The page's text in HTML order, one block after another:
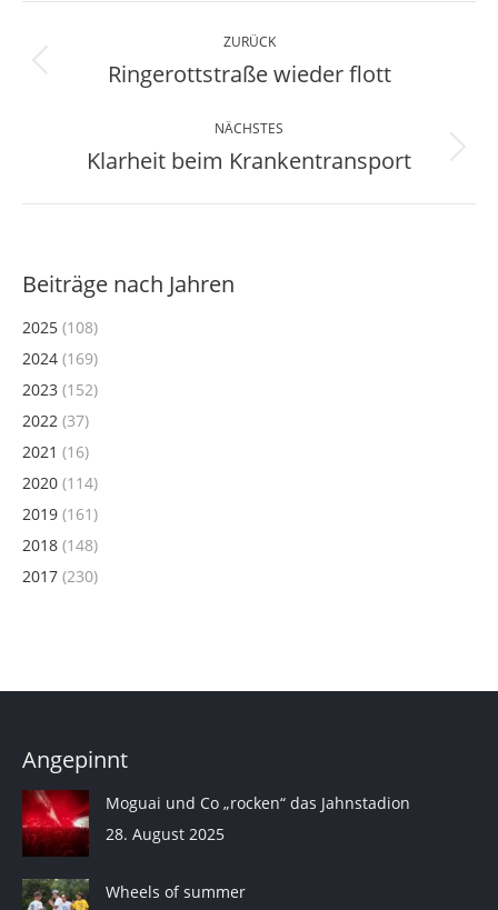
Kommentarnavigation
ZURÜCK
Vorheriger
Ringerottstraße wieder flott
NÄCHSTES
Nächster
Klarheit beim Krankentransport
Beiträge nach Jahren
2025 (108)
2024 (169)
2023 (152)
2022 (37)
2021 (16)
2020 (114)
2019 (161)
2018 (148)
2017 (230)
Angepinnt
Moguai und Co „rocken“ das Jahnstadion
28. August 2025
Wheels of summer